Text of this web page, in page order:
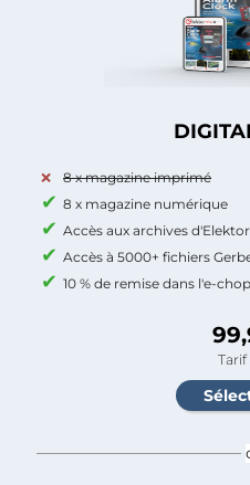
8 x magazine imprimé
8 x magazine numérique
Accès aux archives
Accès à 5000+ fichiers
10 % de remise dans l'e-
Tarif